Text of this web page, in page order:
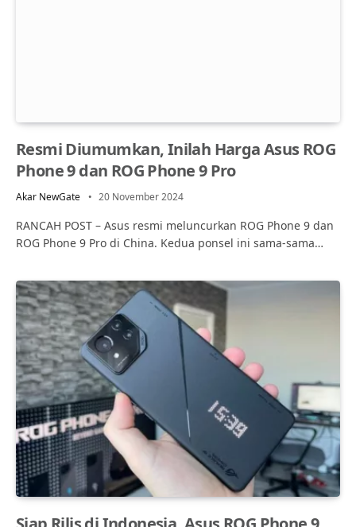
Resmi Diumumkan, Inilah Harga Asus ROG
Phone 9 dan ROG Phone 9 Pro
Akar NewGate 20 November 2024
RANCAH POST – Asus resmi meluncurkan ROG Phone 9 dan
ROG Phone 9 Pro di China. Kedua ponsel ini sama-sama…